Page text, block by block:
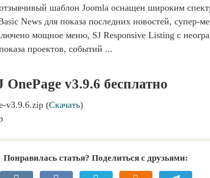
отзывчивый шаблон Joomla оснащен широким
News для показа последних новостей, супер-
мощное меню, SJ Responsive Listing с
проектов, событий ...
OnePage v3.9.6 бесплатно
v3.9.6.zip (Скачать)
Понравилась статья? Поделиться с друзьями: